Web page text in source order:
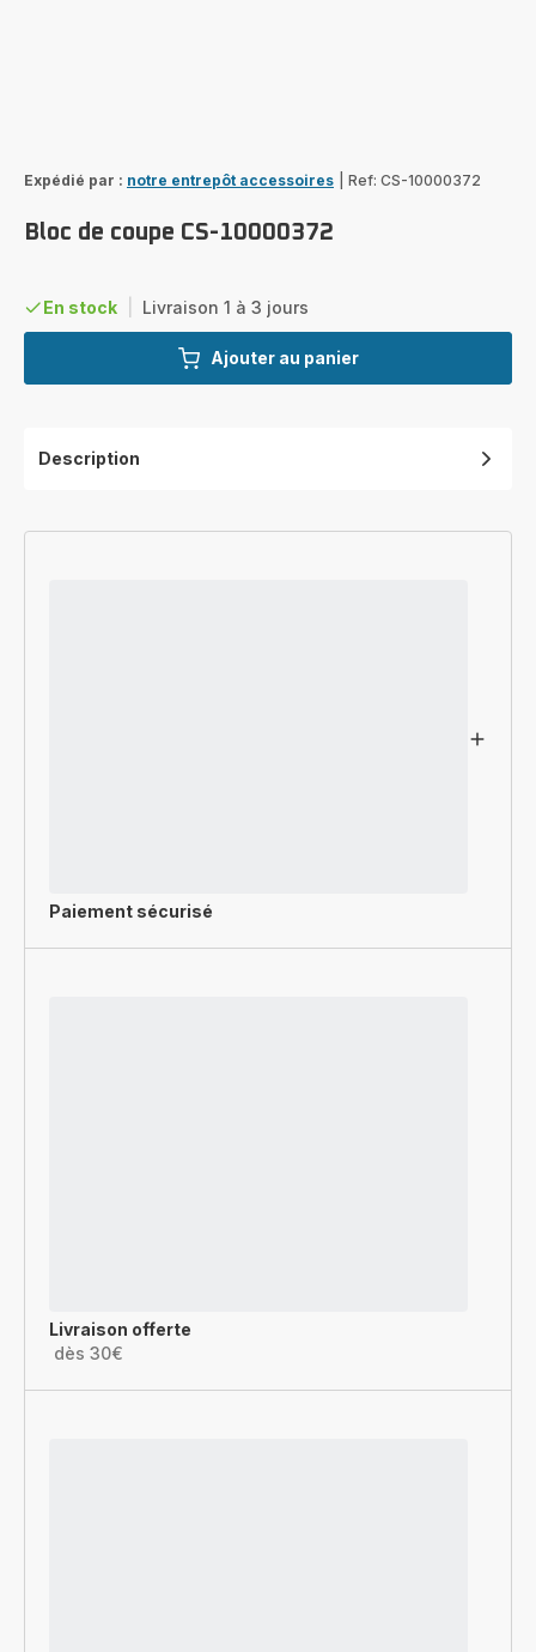
Expédié par : notre entrepôt accessoires Ref: CS-10000372
Bloc de coupe CS-10000372
En stock Livraison 1 à 3 jours
Ajouter au panier
Description
Paiement sécurisé
Livraison offerte
dès 30€